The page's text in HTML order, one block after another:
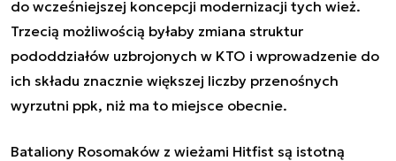
do wcześniejszej koncepcji modernizacji tych wież.
Trzecią możliwością byłaby zmiana struktur
pododdziałów uzbrojonych w KTO i wprowadzenie do
ich składu znacznie większej liczby przenośnych
wyrzutni ppk, niż ma to miejsce obecnie.
Bataliony Rosomaków z wieżami Hitfist są istotną